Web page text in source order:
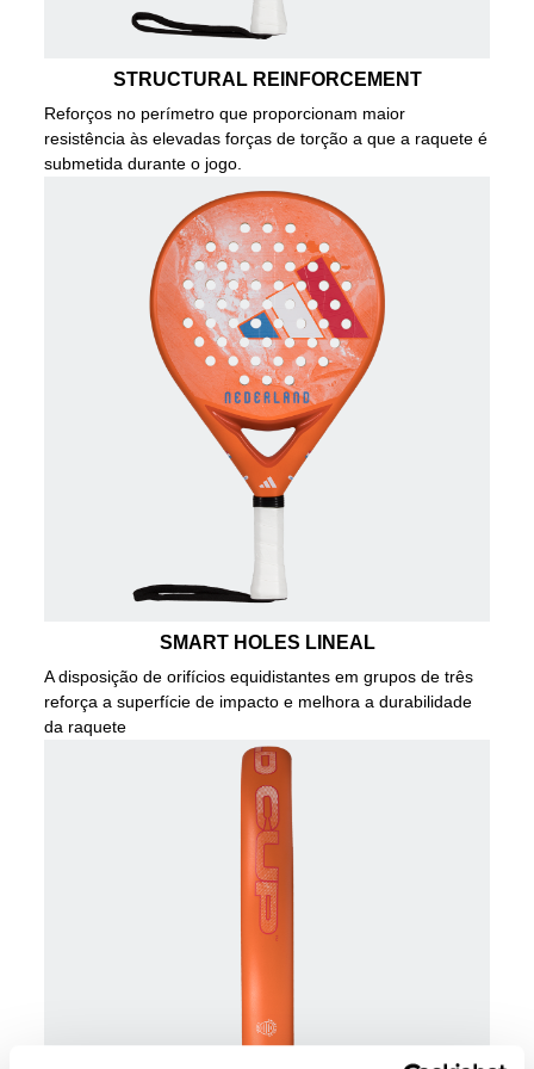
STRUCTURAL REINFORCEMENT
Reforços no perímetro que proporcionam maior
resistência às elevadas forças de torção a que a raquete é
submetida durante o jogo.
SMART HOLES LINEAL
A disposição de orifícios equidistantes em grupos de três
reforça a superfície de impacto e melhora a durabilidade
da raquete